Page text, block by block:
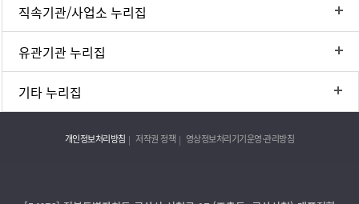
직속기관/사업소 누리집
유관기관 누리집
기타 누리집
개인정보처리방침 저작권 정책 영상정보처리기기운영·관리방침